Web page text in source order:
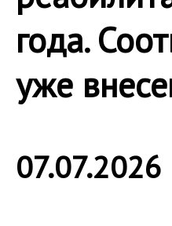
года.
уже
07.07.2026